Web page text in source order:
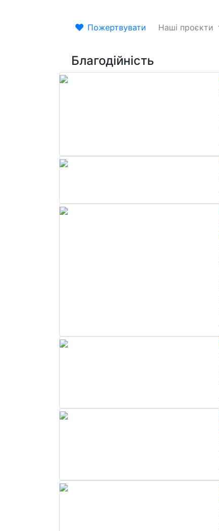
Пожертвувати Наші проєкти
Благодійність